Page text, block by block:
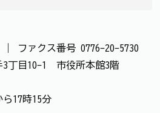
ファクス番号 0776-20-5730
丁目10-1 市役所本館3階
17時15分